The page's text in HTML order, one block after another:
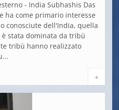
- India Subhashis Das
ha come primario interesse
conosciute dell'India, quella
stata dominata da tribù
tribù hanno realizzato
+